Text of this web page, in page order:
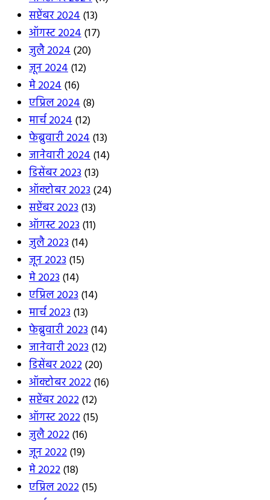
सप्टेंबर 2024(13)
ऑगस्ट 2024(17)
जुलै 2024(20)
जून 2024(12)
मे 2024(16)
एप्रिल 2024(8)
मार्च 2024(12)
फेब्रुवारी 2024(13)
जानेवारी 2024(14)
डिसेंबर 2023(13)
ऑक्टोबर 2023(24)
सप्टेंबर 2023(13)
ऑगस्ट 2023(11)
जुलै 2023(14)
जून 2023(15)
मे 2023(14)
एप्रिल 2023(14)
मार्च 2023(13)
फेब्रुवारी 2023(14)
जानेवारी 2023(12)
डिसेंबर 2022(20)
ऑक्टोबर 2022(16)
सप्टेंबर 2022(12)
ऑगस्ट 2022(15)
जुलै 2022(16)
जून 2022(19)
मे 2022(18)
एप्रिल 2022(15)